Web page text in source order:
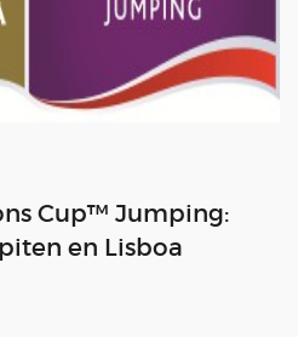
Cup™ Jumping:
en Lisboa